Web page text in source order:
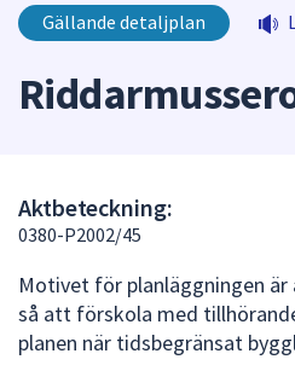
Gällande detaljplan
Aktbeteckning:
0380-P2002/45
Motivet för planläggningen
så att förskola med
planen när tidsbegränsat